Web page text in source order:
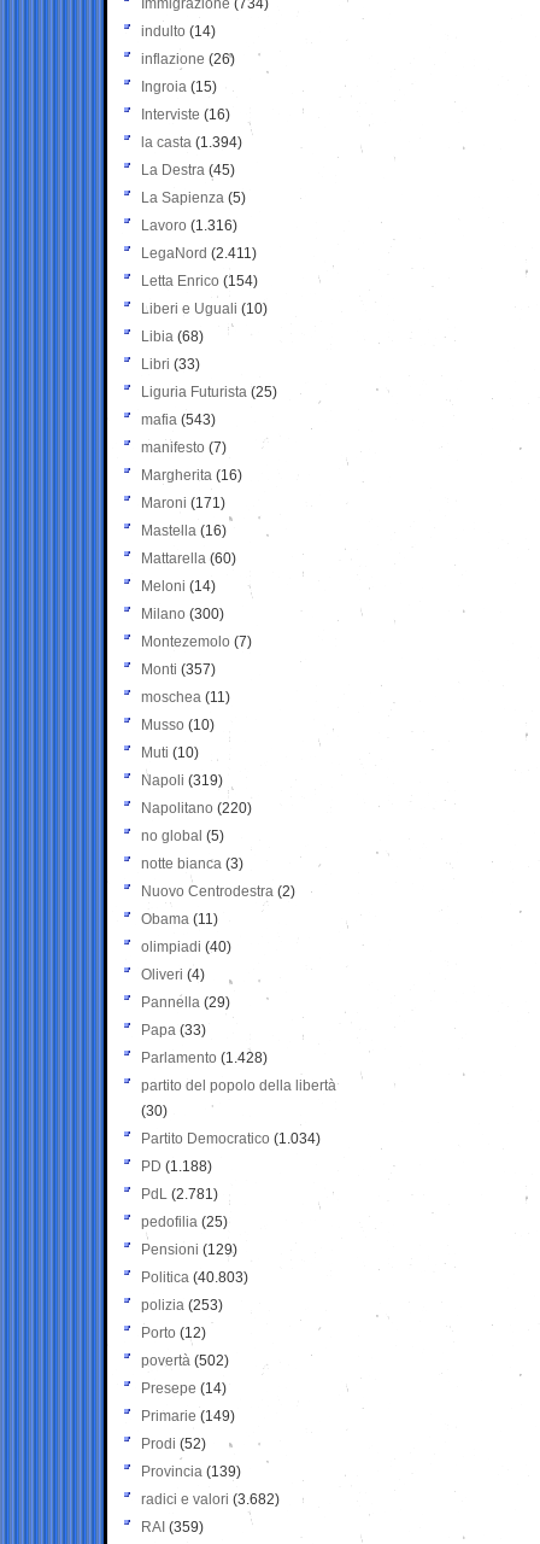
Immigrazione (734)
indulto (14)
inflazione (26)
Ingroia (15)
Interviste (16)
la casta (1.394)
La Destra (45)
La Sapienza (5)
Lavoro (1.316)
LegaNord (2.411)
Letta Enrico (154)
Liberi e Uguali (10)
Libia (68)
Libri (33)
Liguria Futurista (25)
mafia (543)
manifesto (7)
Margherita (16)
Maroni (171)
Mastella (16)
Mattarella (60)
Meloni (14)
Milano (300)
Montezemolo (7)
Monti (357)
moschea (11)
Musso (10)
Muti (10)
Napoli (319)
Napolitano (220)
no global (5)
notte bianca (3)
Nuovo Centrodestra (2)
Obama (11)
olimpiadi (40)
Oliveri (4)
Pannella (29)
Papa (33)
Parlamento (1.428)
partito del popolo della libertà
(30)
Partito Democratico (1.034)
PD (1.188)
PdL (2.781)
pedofilia (25)
Pensioni (129)
Politica (40.803)
polizia (253)
Porto (12)
povertà (502)
Presepe (14)
Primarie (149)
Prodi (52)
Provincia (139)
radici e valori (3.682)
RAI (359)